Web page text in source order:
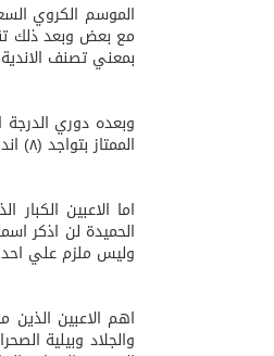
2026
الموسم الكروي
مع بعض وبعد ذلك
بمعني تصنف
وبعده دوري
الممتاز بتواجد (٨) اندية لذلك الدوري السعودي مره بعده اسماء حتي استقر علي الاسم الحالي الدوري السعودي للمحترفين .
اما الاعبين
الحميدة لن اذكر
وليس ملزم علي
اهم الاعبين
والجلاد وبيلية